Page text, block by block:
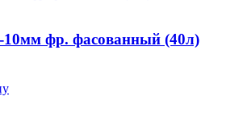
10мм фр. фасованный (40л)